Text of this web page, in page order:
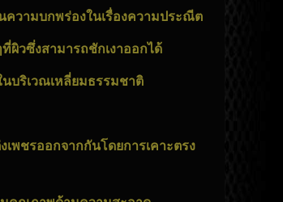
นความบกพร่องในเรื่องความประณีต
ผิวซึ่งสามารถชักเงาออกได้
บริเวณเหลี่ยมธรรมชาติ
เพชรออกจากกันโดยการเคาะตรง